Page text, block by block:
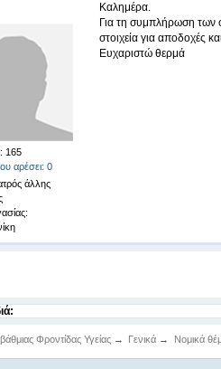
165
αρέσει: 0
άλλης
Καλημέρα.
Για τη συμπλήρωση των
στοιχεία για αποδοχές
Ευχαριστώ θερμά
Φροντίδας Υγείας→ Γενικά → Νομικά